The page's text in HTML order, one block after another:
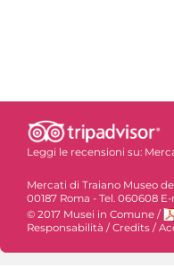
Leggi le recensioni su:
Mercati di Traiano Museo
00187 Roma - Tel. 060608
© 2017 Musei in Comune /
Responsabilità / Credits /